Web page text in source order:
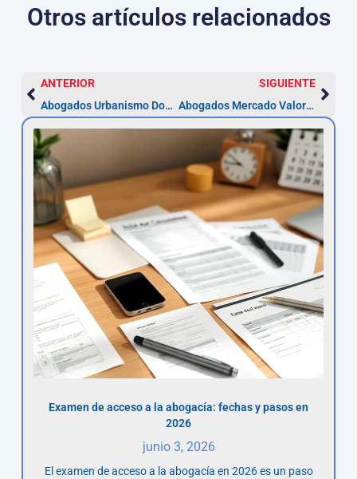
Otros artículos relacionados
ANTERIOR
Abogados Urbanismo Dos Hermanas: plazos y recursos
SIGUIENTE
Abogados Mercado Valores Dos Hermanas — Reclamación en 5 años
Examen de acceso a la abogacía: fechas y pasos en
2026
junio 3, 2026
El examen de acceso a la abogacía en 2026 es un paso